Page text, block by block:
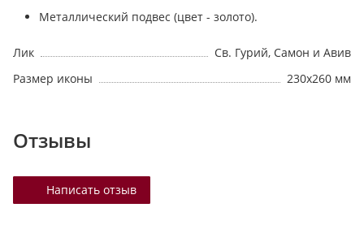
Металлический подвес (цвет - золото).
Лик
Св. Гурий, Самон и Авив
Размер иконы
230х260 мм
Отзывы
Написать отзыв